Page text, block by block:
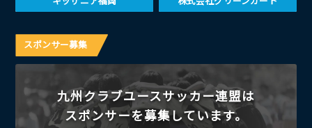
スポンサー募集
九州クラブユースサッカー連盟は
スポンサーを募集しています。